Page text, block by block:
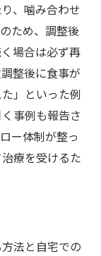
、噛み合わせ
ため、調整後
場合は必ず再
整後に食事が
」といった例
事例も報告さ
ー体制が整っ
療を受けるた
法と自宅での